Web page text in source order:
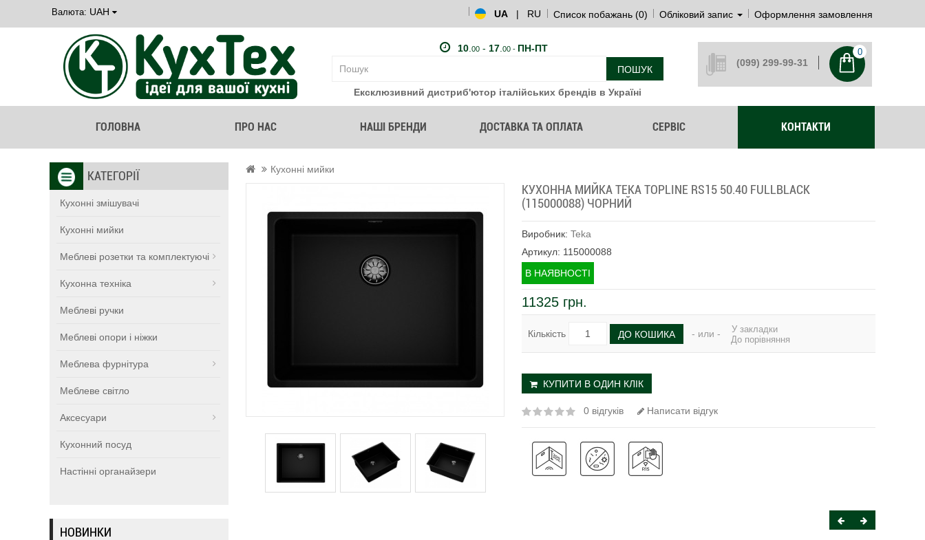
Валюта: UAH UA | RU Список побажань (0) Обліковий запис Оформлення замовлення
10. 00- 17. 00 - ПН-ПТ
ПОШУК
Ексклюзивний дистриб'ютор італійських брендів в Україні
(099) 299-99-31
0
ГОЛОВНА ПРО НАС НАШІ БРЕНДИ ДОСТАВКА ТА ОПЛАТА СЕРВІС КОНТАКТИ
КАТЕГОРІЇ
Кухонні змішувачі
Кухонні мийки
Меблеві розетки та комплектуючі
Кухонна техніка
Меблеві ручки
Меблеві опори і ніжки
Меблева фурнітура
Меблеве світло
Аксесуари
Кухонний посуд
Настінні органайзери
НОВИНКИ
Кухонні мийки
КУХОННА МИЙКА TEKA TOPLINE RS15 50.40 FULLBLACK
(115000088) ЧОРНИЙ
Виробник:Teka
Артикул: 115000088
В НАЯВНОСТІ
11325 грн.
Кількість ДО КОШИКА - или -
У закладки
До порівняння
КУПИТИ В ОДИН КЛІК
0 відгуків Написати відгук